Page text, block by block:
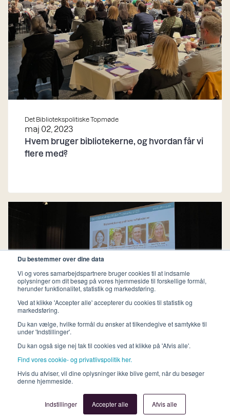
Du bestemmer over dine data
Vi og vores samarbejdspartnere bruger cookies til at indsamle
oplysninger om dit besøg på vores hjemmeside til forskellige formål,
herunder funktionalitet, statistik og markedsføring.
Ved at klikke 'Accepter alle' accepterer du cookies til statistik og
markedsføring.
Du kan vælge, hvilke formål du ønsker at tilkendegive et samtykke til
under 'Indstillinger'.
Du kan også sige nej tak til cookies ved at klikke på 'Afvis alle'.
Find vores cookie- og privatlivspolitik her.
Hvis du afviser, vil dine oplysninger ikke blive gemt, når du besøger
denne hjemmeside.
Indstillinger Accepter alle Afvis alle
Det Bibliotekspolitiske Topmøde
maj 02, 2023
Hvem bruger bibliotekerne, og hvordan får vi
flere med?
Det Bibliotekspolitiske Topmøde
maj 02, 2023
Bibliotekets rammer og rolle i samfundet